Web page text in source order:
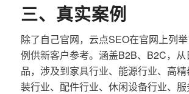
三、真实案例
除了自己官网，云点SEO在官网上列
例供新客户参考。涵盖B2B、B2C，从
品，涉及到家具行业、能源行业、高
装行业、配件行业、休闲设备行业、服